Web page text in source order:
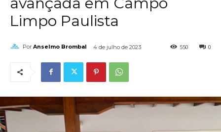
Limpo Paulista
Por Anselmo Brombal 4 de julho de 2023 0
550